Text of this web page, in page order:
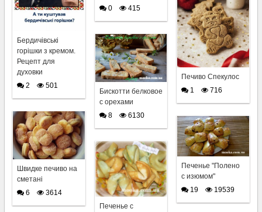
0
415
Бердичівські
горішки з кремом.
Рецепт для
духовки
2
501
Печиво Спекулос
1
716
Бискотти белковое
с орехами
8
6130
Швидке печиво на
сметані
6
3614
Печенье "Полено
с изюмом"
19
19539
Печенье с